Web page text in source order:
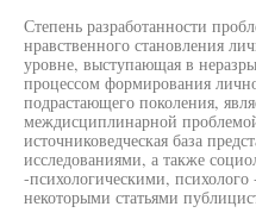
Степень разработанности
нравственного становления
уровне, выступающая в
процессом формирования
подрастающего поколения,
междисциплинарной
источниковедческая база
исследованиями, а также
-психологическими,
некоторыми статьями